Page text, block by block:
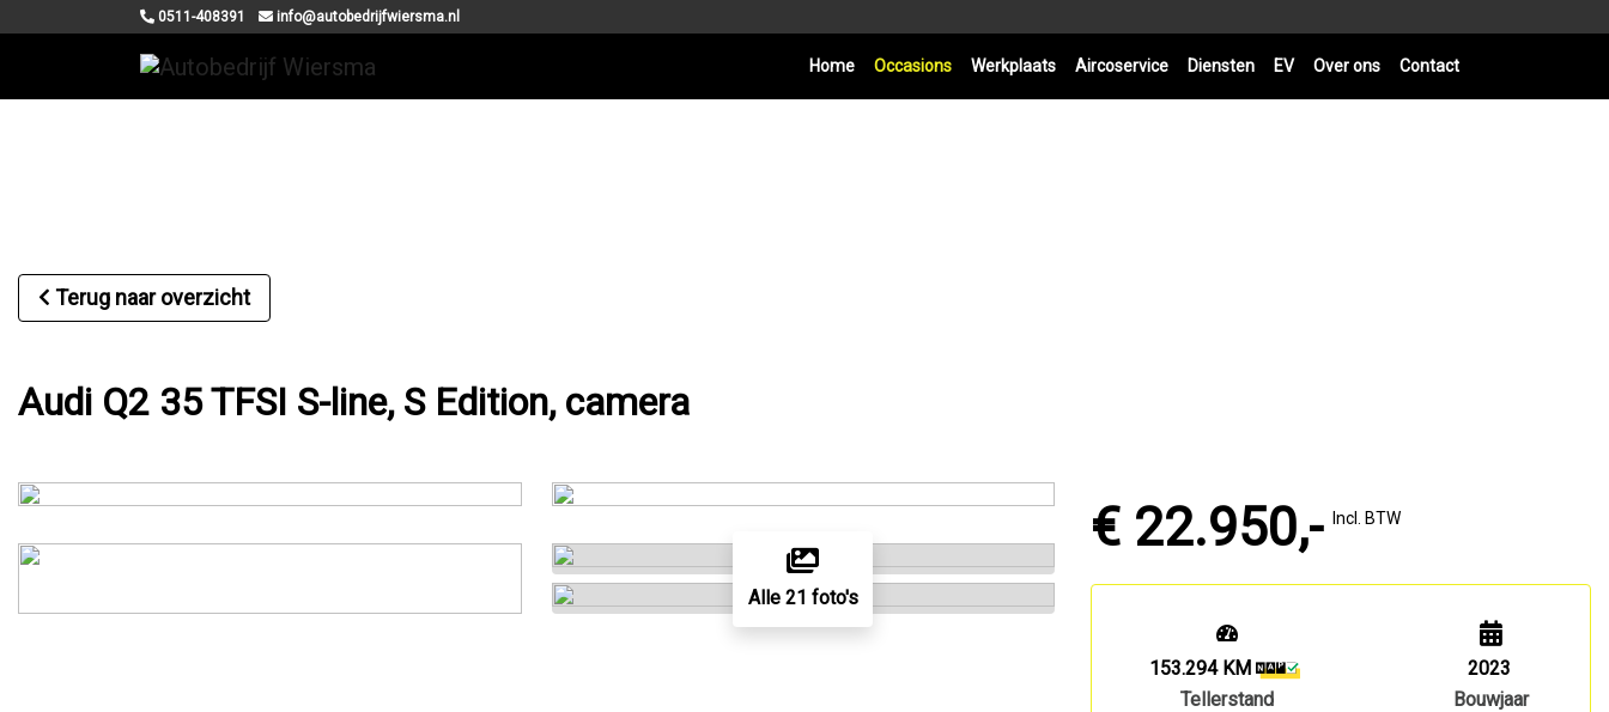
0511-408391 info@autobedrijfwiersma.nl
Home Occasions Werkplaats Aircoservice Diensten EV Over ons Contact
Terug naar overzicht
Audi Q2 35 TFSI S-line, S Edition, camera
Alle 21 foto's
€ 22.950,- Incl. BTW
153.294 KM
Tellerstand
2023
Bouwjaar